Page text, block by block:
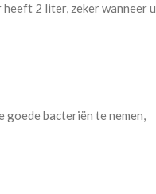
2 liter, zeker wanneer u
goede bacteriën te nemen,